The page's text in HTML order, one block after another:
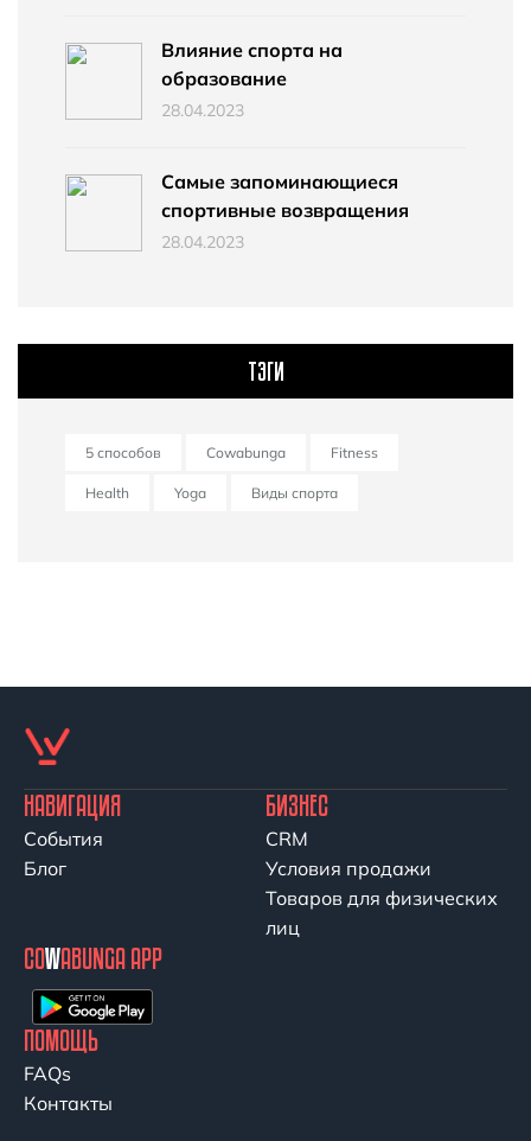
Влияние спорта на
образование
28.04.2023
Самые запоминающиеся
спортивные возвращения
28.04.2023
ТЭГИ
5 способов Cowabunga Fitness
Health Yoga Виды спорта
НАВИГАЦИЯ
События
Блог
БИЗНЕС
CRM
Условия продажи
Товаров для физических
лиц
COWABUNGA APP
ПОМОЩЬ
FAQs
Контакты